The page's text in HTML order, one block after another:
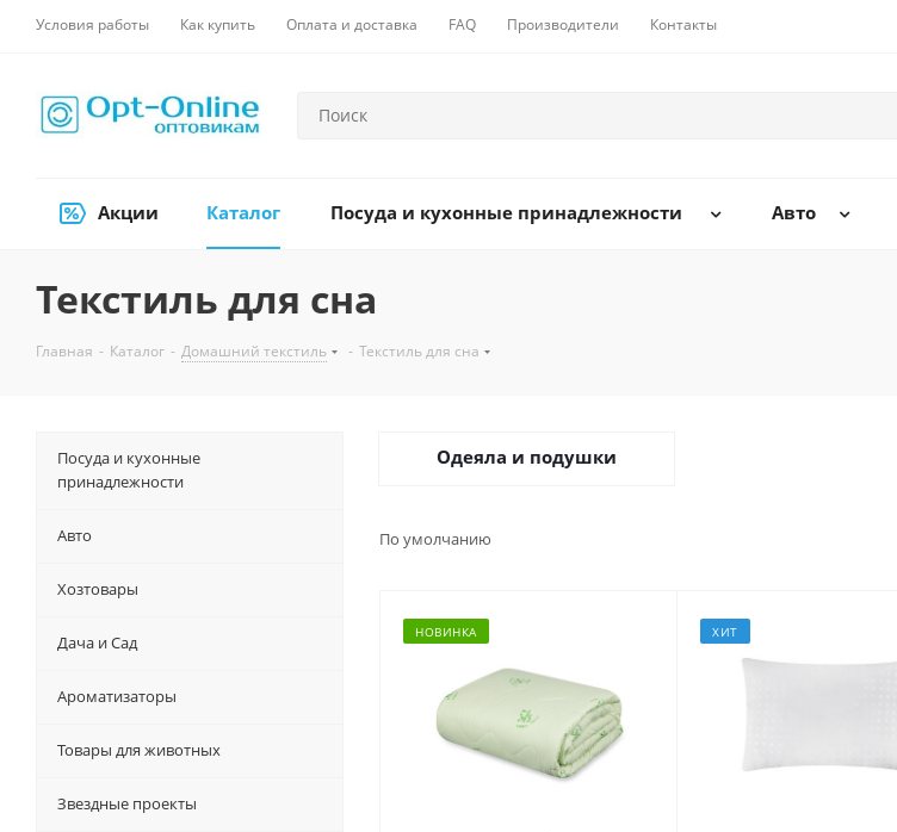
Условия работы Как купить Оплата и доставка FAQ Производители Контакты
Акции Каталог Посуда и кухонные принадлежности Авто
Текстиль для сна
Главная - Каталог - Домашний текстиль - Текстиль для сна
Одеяла и подушки
По умолчанию
НОВИНКА ХИТ
Посуда и кухонные
принадлежности
Авто
Хозтовары
Дача и Сад
Ароматизаторы
Товары для животных
Звездные проекты